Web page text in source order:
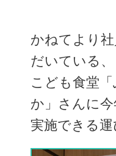
かねてより
だいている、
こども食堂
か」さんに今
実施できる